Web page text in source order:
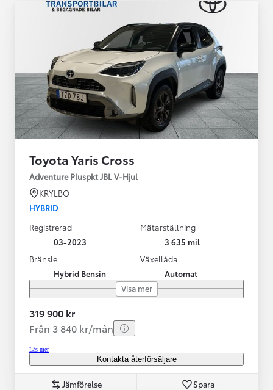
Toyota Yaris Cross
Adventure Pluspkt JBL V-Hjul
KRYLBO
HYBRID
Registrerad
03-2023
Mätarställning
3 635 mil
Bränsle
Hybrid Bensin
Växellåda
Automat
Visa mer
319 900 kr
Från 3 840 kr/mån
Läs mer
Kontakta återförsäljare
Jämförelse Spara